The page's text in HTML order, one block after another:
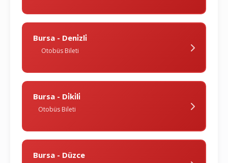
Bursa - Deni̇zli̇
Otobüs Bileti
Bursa - Di̇ki̇li̇
Otobüs Bileti
Bursa - Düzce